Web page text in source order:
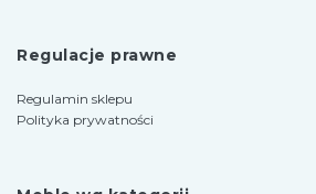
Regulacje prawne
Regulamin sklepu
Polityka prywatności